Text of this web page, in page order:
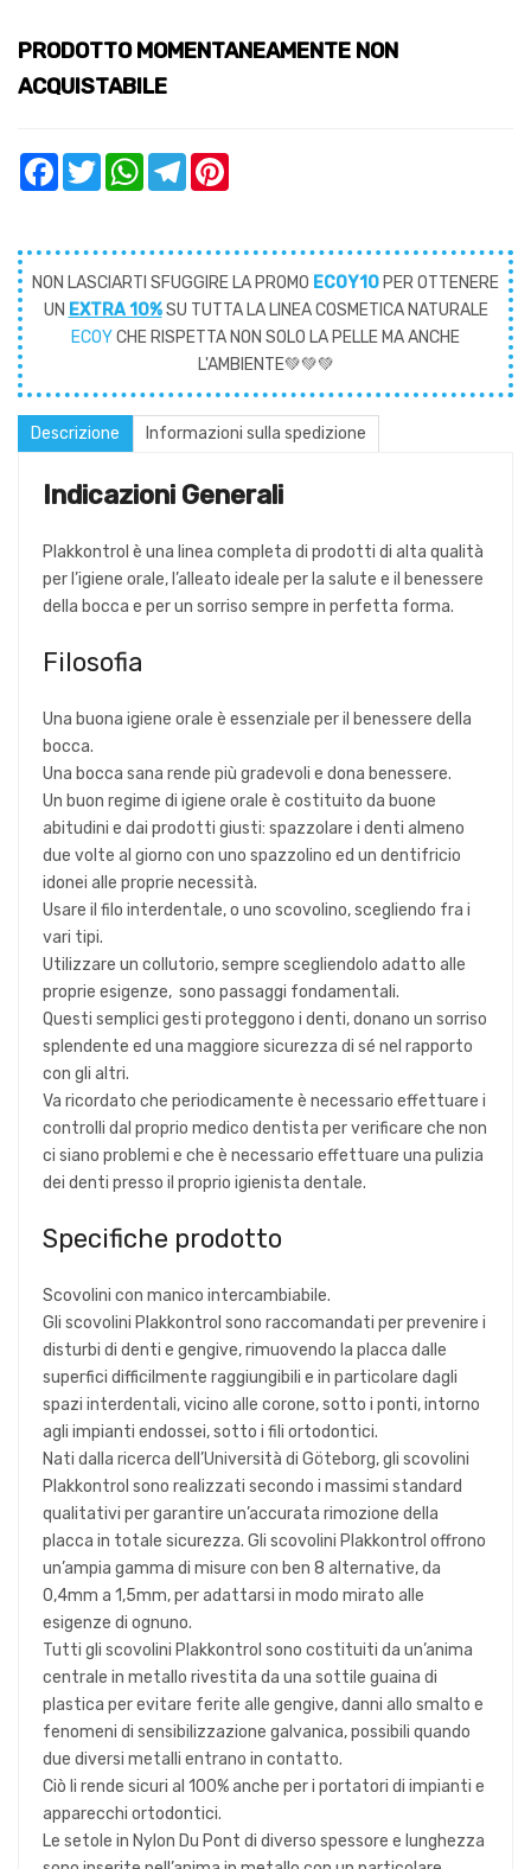
PRODOTTO MOMENTANEAMENTE NON
ACQUISTABILE
FacebookTwitterWhatsAppTelegram
NON LASCIARTI SFUGGIRE LA PROMO ECOY10 PER OTTENERE
UN EXTRA 10%SU TUTTA LA LINEA COSMETICA NATURALE
ECOYCHE RISPETTA NON SOLO LA PELLE MA ANCHE
L'AMBIENTE💚💚💚
Descrizione Informazioni sulla spedizione
Indicazioni Generali
Plakkontrol è una linea completa di prodotti di alta qualità
per l’igiene orale, l’alleato ideale per la salute e il benessere
della bocca e per un sorriso sempre in perfetta forma.
Filosofia
Una buona igiene orale è essenziale per il benessere della
bocca.
Una bocca sana rende più gradevoli e dona benessere.
Un buon regime di igiene orale è costituito da buone
abitudini e dai prodotti giusti: spazzolare i denti almeno
due volte al giorno con uno spazzolino ed un dentifricio
idonei alle proprie necessità.
Usare il filo interdentale, o uno scovolino, scegliendo fra i
vari tipi.
Utilizzare un collutorio, sempre scegliendolo adatto alle
proprie esigenze, sono passaggi fondamentali.
Questi semplici gesti proteggono i denti, donano un sorriso
splendente ed una maggiore sicurezza di sé nel rapporto
con gli altri.
Va ricordato che periodicamente è necessario effettuare i
controlli dal proprio medico dentista per verificare che non
ci siano problemi e che è necessario effettuare una pulizia
dei denti presso il proprio igienista dentale.
Specifiche prodotto
Scovolini con manico intercambiabile.
Gli scovolini Plakkontrol sono raccomandati per prevenire i
disturbi di denti e gengive, rimuovendo la placca dalle
superfici difficilmente raggiungibili e in particolare dagli
spazi interdentali, vicino alle corone, sotto i ponti, intorno
agli impianti endossei, sotto i fili ortodontici.
Nati dalla ricerca dell’Università di Göteborg, gli scovolini
Plakkontrol sono realizzati secondo i massimi standard
qualitativi per garantire un’accurata rimozione della
placca in totale sicurezza. Gli scovolini Plakkontrol offrono
un’ampia gamma di misure con ben 8 alternative, da
0,4mm a 1,5mm, per adattarsi in modo mirato alle
esigenze di ognuno.
Tutti gli scovolini Plakkontrol sono costituiti da un’anima
centrale in metallo rivestita da una sottile guaina di
plastica per evitare ferite alle gengive, danni allo smalto e
fenomeni di sensibilizzazione galvanica, possibili quando
due diversi metalli entrano in contatto.
Ciò li rende sicuri al 100% anche per i portatori di impianti e
apparecchi ortodontici.
Le setole in Nylon Du Pont di diverso spessore e lunghezza